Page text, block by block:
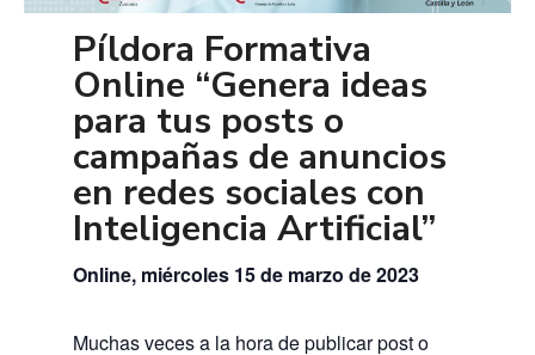
Píldora Formativa
Online “Genera ideas
para tus posts o
campañas de anuncios
en redes sociales con
Inteligencia Artificial”
Online, miércoles 15 de marzo de 2023
Muchas veces a la hora de publicar post o